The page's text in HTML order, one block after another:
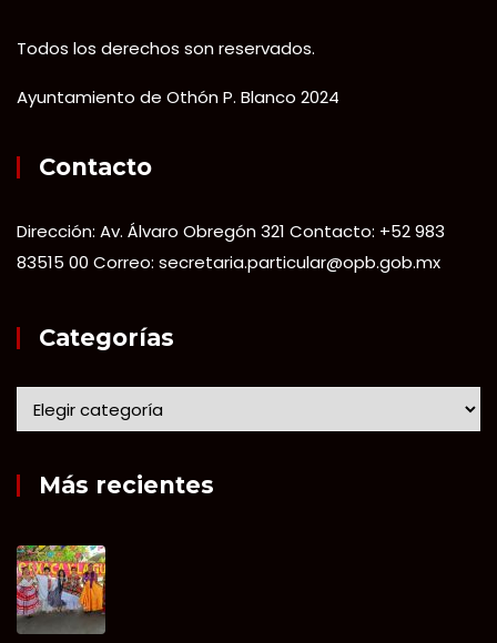
Todos los derechos son reservados.
Ayuntamiento de Othón P. Blanco 2024
Contacto
Dirección: Av. Álvaro Obregón 321 Contacto: +52 983
83515 00 Correo: secretaria.particular@opb.gob.mx
Categorías
Más recientes